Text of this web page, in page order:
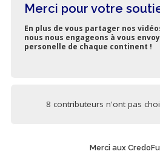
Merci pour votre
En plus de vous partager nos
nous nous engageons à vous
personelle de chaque continent !
8 contributeurs n'ont pas
Merci aux